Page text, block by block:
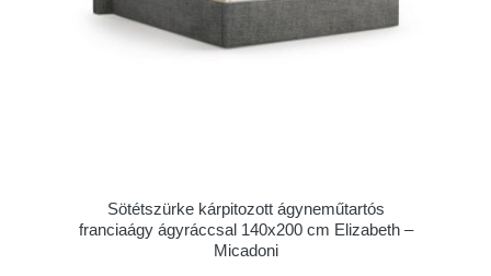
Sötétszürke kárpitozott ágyneműtartós
franciaágy ágyráccsal 140x200 cm Elizabeth –
Micadoni